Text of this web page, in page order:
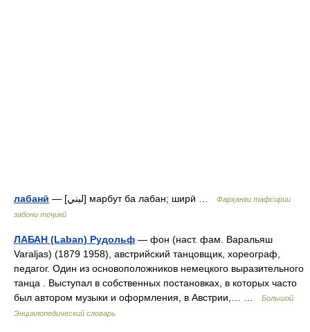
лабанӣ — [لبني] марбут ба лабан; ширӣ …
Фарҳанги тафсирии
забони тоҷикӣ
ЛАБАН (Laban) Рудольф — фон (наст. фам. Варальяш
Varaljas) (1879 1958), австрийский танцовщик, хореограф,
педагог. Один из основоположников немецкого выразительного
танца . Выступал в собственных постановках, в которых часто
был автором музыки и оформления, в Австрии,… …
Большой
Энциклопедический словарь